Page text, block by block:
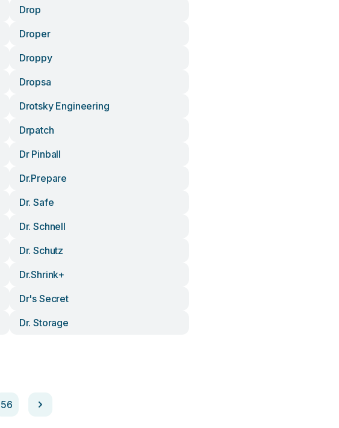
Drop
Droper
Droppy
Dropsa
Drotsky Engineering
Drpatch
Dr Pinball
Dr.prepare
Dr. Safe
Dr. Schnell
Dr. Schutz
Dr.shrink+
Dr's Secret
Dr. Storage
56